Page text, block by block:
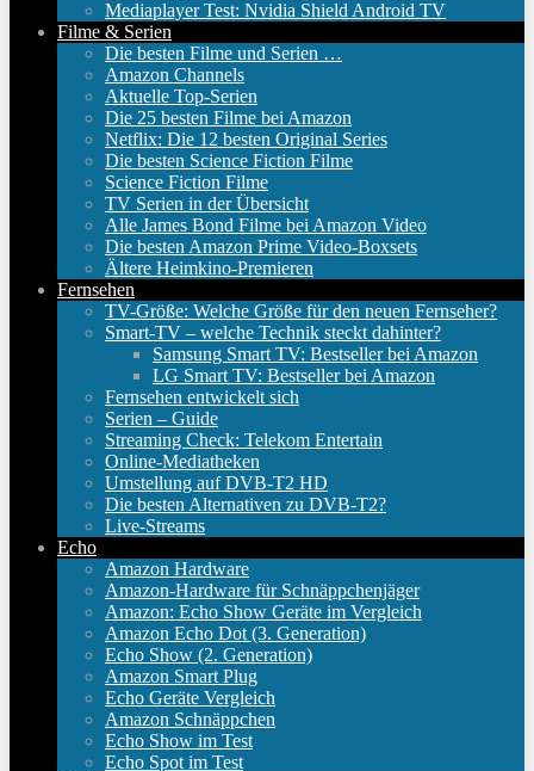
Mediaplayer Test: Nvidia Shield Android TV
Filme & Serien
Die besten Filme und Serien …
Amazon Channels
Aktuelle Top-Serien
Die 25 besten Filme bei Amazon
Netflix: Die 12 besten Original Series
Die besten Science Fiction Filme
Science Fiction Filme
TV Serien in der Übersicht
Alle James Bond Filme bei Amazon Video
Die besten Amazon Prime Video-Boxsets
Ältere Heimkino-Premieren
Fernsehen
TV-Größe: Welche Größe für den neuen Fernseher?
Smart-TV – welche Technik steckt dahinter?
Samsung Smart TV: Bestseller bei Amazon
LG Smart TV: Bestseller bei Amazon
Fernsehen entwickelt sich
Serien – Guide
Streaming Check: Telekom Entertain
Online-Mediatheken
Umstellung auf DVB-T2 HD
Die besten Alternativen zu DVB-T2?
Live-Streams
Echo
Amazon Hardware
Amazon-Hardware für Schnäppchenjäger
Amazon: Echo Show Geräte im Vergleich
Amazon Echo Dot (3. Generation)
Echo Show (2. Generation)
Amazon Smart Plug
Echo Geräte Vergleich
Amazon Schnäppchen
Echo Show im Test
Echo Spot im Test